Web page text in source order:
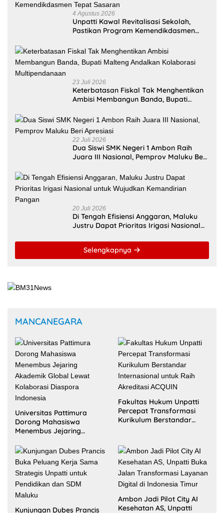
4 Agustus 2026
Unpatti Kawal Revitalisasi Sekolah,
Pastikan Program Kemendikdasmen
23 Juli 2026
Keterbatasan Fiskal Tak Menghentikan
Ambisi Membangun Banda, Bupati
Multipendanaan
22 Juli 2026
Dua Siswi SMK Negeri 1 Ambon Raih
Juara III Nasional, Pemprov Maluku Beri
20 Juli 2026
Di Tengah Efisiensi Anggaran, Maluku
Justru Dapat Prioritas Irigasi Nasional
Selengkapnya
MANCANEGARA
Universitas Pattimura
Dorong Mahasiswa
Menembus Jejaring
Kolaborasi Diaspora
Indonesia
Fakultas Hukum Unpatti
Percepat Transformasi
Kurikulum Berstandar
Kunjungan Dubes Prancis
Ambon Jadi Pilot City AI
Kesehatan AS, Unpatti